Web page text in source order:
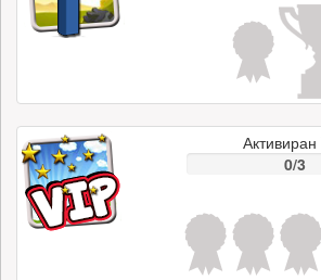
Активиран
0/3